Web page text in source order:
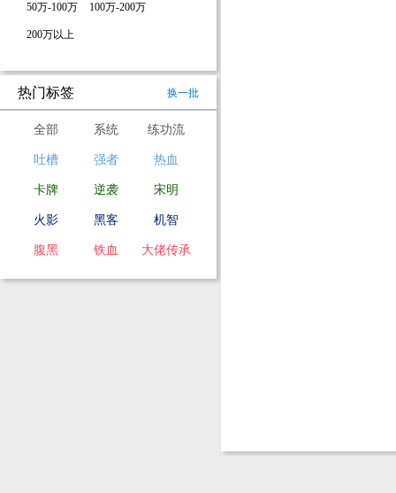
50万-100万 100万-200万
200万以上
热门标签 换一批
全部 系统 练功流
吐槽 强者 热血
卡牌 逆袭 宋明
火影 黑客 机智
腹黑 铁血 大佬传承